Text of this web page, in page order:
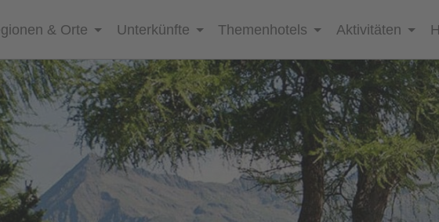
& Orte Unterkünfte Themenhotels Aktivitäten